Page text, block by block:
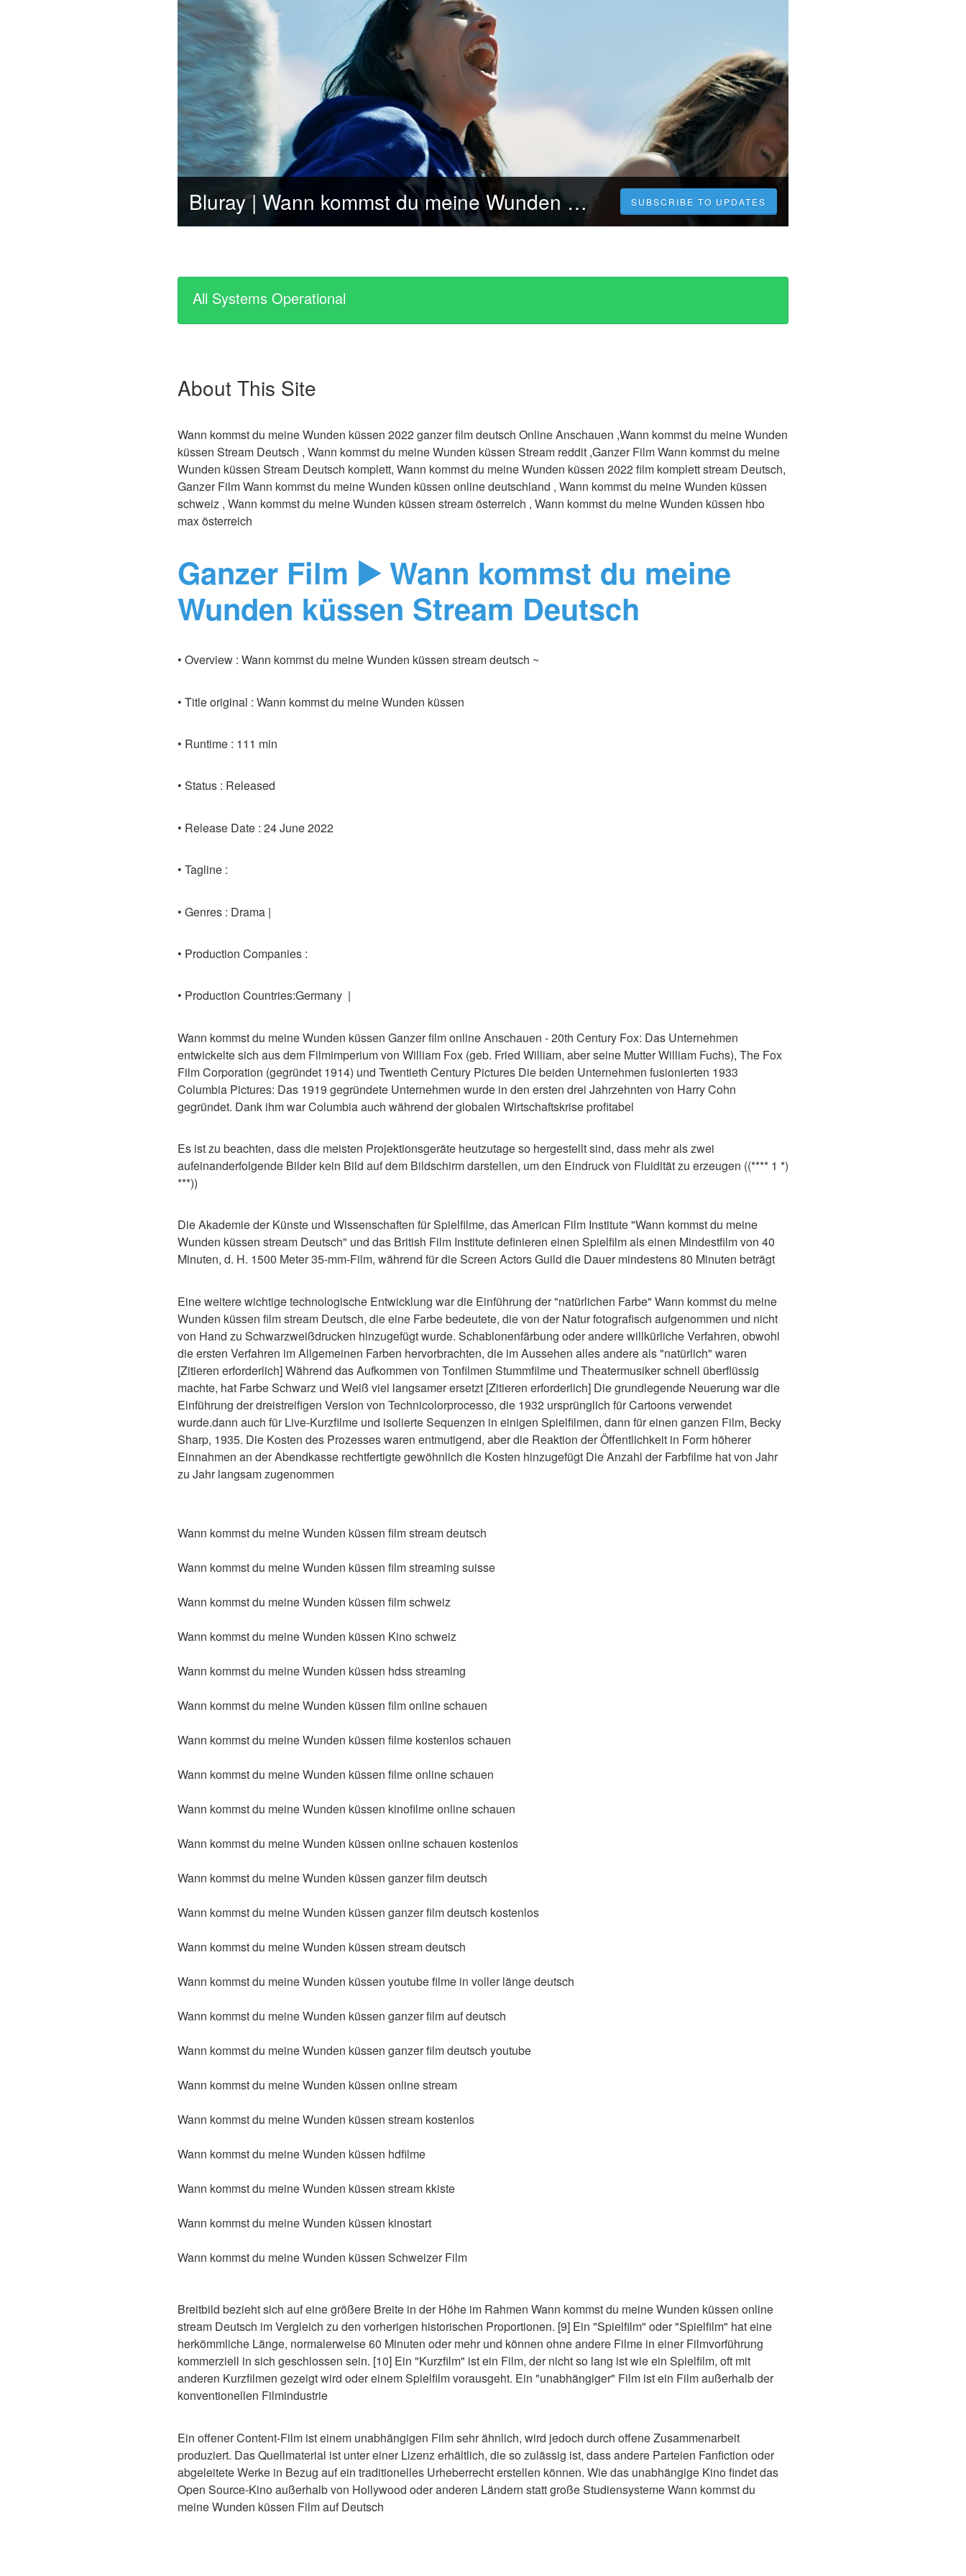
Bluray | Wann kommst du meine Wunden küssen Ganzer film Deutsch stream SUBSCRIBE TO UPDATES
All Systems Operational
About This Site
Wann kommst du meine Wunden küssen 2022 ganzer film deutsch Online Anschauen ,Wann kommst du meine Wunden
küssen Stream Deutsch , Wann kommst du meine Wunden küssen Stream reddit ,Ganzer Film Wann kommst du meine
Wunden küssen Stream Deutsch komplett, Wann kommst du meine Wunden küssen 2022 film komplett stream Deutsch,
Ganzer Film Wann kommst du meine Wunden küssen online deutschland , Wann kommst du meine Wunden küssen
schweiz , Wann kommst du meine Wunden küssen stream österreich , Wann kommst du meine Wunden küssen hbo
max österreich
Ganzer Film ▶️ Wann kommst du meine
Wunden küssen Stream Deutsch
• Overview : Wann kommst du meine Wunden küssen stream deutsch ~
• Title original : Wann kommst du meine Wunden küssen
• Runtime : 111 min
• Status : Released
• Release Date : 24 June 2022
• Tagline :
• Genres : Drama |
• Production Companies :
• Production Countries:Germany |
Wann kommst du meine Wunden küssen Ganzer film online Anschauen - 20th Century Fox: Das Unternehmen
entwickelte sich aus dem Filmimperium von William Fox (geb. Fried William, aber seine Mutter William Fuchs), The Fox
Film Corporation (gegründet 1914) und Twentieth Century Pictures Die beiden Unternehmen fusionierten 1933
Columbia Pictures: Das 1919 gegründete Unternehmen wurde in den ersten drei Jahrzehnten von Harry Cohn
gegründet. Dank ihm war Columbia auch während der globalen Wirtschaftskrise profitabel
Es ist zu beachten, dass die meisten Projektionsgeräte heutzutage so hergestellt sind, dass mehr als zwei
aufeinanderfolgende Bilder kein Bild auf dem Bildschirm darstellen, um den Eindruck von Fluidität zu erzeugen ((**** 1 *)
***))
Die Akademie der Künste und Wissenschaften für Spielfilme, das American Film Institute "Wann kommst du meine
Wunden küssen stream Deutsch" und das British Film Institute definieren einen Spielfilm als einen Mindestfilm von 40
Minuten, d. H. 1500 Meter 35-mm-Film, während für die Screen Actors Guild die Dauer mindestens 80 Minuten beträgt
Eine weitere wichtige technologische Entwicklung war die Einführung der "natürlichen Farbe" Wann kommst du meine
Wunden küssen film stream Deutsch, die eine Farbe bedeutete, die von der Natur fotografisch aufgenommen und nicht
von Hand zu Schwarzweißdrucken hinzugefügt wurde. Schablonenfärbung oder andere willkürliche Verfahren, obwohl
die ersten Verfahren im Allgemeinen Farben hervorbrachten, die im Aussehen alles andere als "natürlich" waren
[Zitieren erforderlich] Während das Aufkommen von Tonfilmen Stummfilme und Theatermusiker schnell überflüssig
machte, hat Farbe Schwarz und Weiß viel langsamer ersetzt [Zitieren erforderlich] Die grundlegende Neuerung war die
Einführung der dreistreifigen Version von Technicolorprocesso, die 1932 ursprünglich für Cartoons verwendet
wurde.dann auch für Live-Kurzfilme und isolierte Sequenzen in einigen Spielfilmen, dann für einen ganzen Film, Becky
Sharp, 1935. Die Kosten des Prozesses waren entmutigend, aber die Reaktion der Öffentlichkeit in Form höherer
Einnahmen an der Abendkasse rechtfertigte gewöhnlich die Kosten hinzugefügt Die Anzahl der Farbfilme hat von Jahr
zu Jahr langsam zugenommen
Wann kommst du meine Wunden küssen film stream deutsch
Wann kommst du meine Wunden küssen film streaming suisse
Wann kommst du meine Wunden küssen film schweiz
Wann kommst du meine Wunden küssen Kino schweiz
Wann kommst du meine Wunden küssen hdss streaming
Wann kommst du meine Wunden küssen film online schauen
Wann kommst du meine Wunden küssen filme kostenlos schauen
Wann kommst du meine Wunden küssen filme online schauen
Wann kommst du meine Wunden küssen kinofilme online schauen
Wann kommst du meine Wunden küssen online schauen kostenlos
Wann kommst du meine Wunden küssen ganzer film deutsch
Wann kommst du meine Wunden küssen ganzer film deutsch kostenlos
Wann kommst du meine Wunden küssen stream deutsch
Wann kommst du meine Wunden küssen youtube filme in voller länge deutsch
Wann kommst du meine Wunden küssen ganzer film auf deutsch
Wann kommst du meine Wunden küssen ganzer film deutsch youtube
Wann kommst du meine Wunden küssen online stream
Wann kommst du meine Wunden küssen stream kostenlos
Wann kommst du meine Wunden küssen hdfilme
Wann kommst du meine Wunden küssen stream kkiste
Wann kommst du meine Wunden küssen kinostart
Wann kommst du meine Wunden küssen Schweizer Film
Breitbild bezieht sich auf eine größere Breite in der Höhe im Rahmen Wann kommst du meine Wunden küssen online
stream Deutsch im Vergleich zu den vorherigen historischen Proportionen. [9] Ein "Spielfilm" oder "Spielfilm" hat eine
herkömmliche Länge, normalerweise 60 Minuten oder mehr und können ohne andere Filme in einer Filmvorführung
kommerziell in sich geschlossen sein. [10] Ein "Kurzfilm" ist ein Film, der nicht so lang ist wie ein Spielfilm, oft mit
anderen Kurzfilmen gezeigt wird oder einem Spielfilm vorausgeht. Ein "unabhängiger" Film ist ein Film außerhalb der
konventionellen Filmindustrie
Ein offener Content-Film ist einem unabhängigen Film sehr ähnlich, wird jedoch durch offene Zusammenarbeit
produziert. Das Quellmaterial ist unter einer Lizenz erhältlich, die so zulässig ist, dass andere Parteien Fanfiction oder
abgeleitete Werke in Bezug auf ein traditionelles Urheberrecht erstellen können. Wie das unabhängige Kino findet das
Open Source-Kino außerhalb von Hollywood oder anderen Ländern statt große Studiensysteme Wann kommst du
meine Wunden küssen Film auf Deutsch